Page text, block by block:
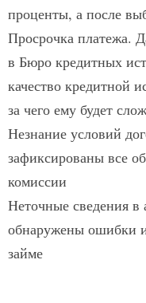
проценты, а после
Просрочка платежа.
в Бюро кредитных
качество кредитной
за чего ему будет
Незнание условий
зафиксированы все
комиссии
Неточные сведения в
обнаружены ошибки
займе